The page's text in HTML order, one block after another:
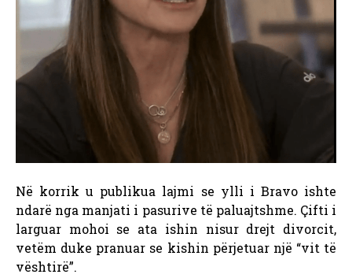
Në korrik u publikua lajmi se ylli i Bravo ishte
ndarë nga manjati i pasurive të paluajtshme. Çifti i
larguar mohoi se ata ishin nisur drejt divorcit,
vetëm duke pranuar se kishin përjetuar një “vit të
vështirë”.